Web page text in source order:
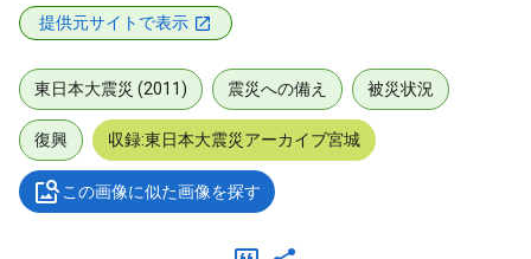
提供元サイトで表示
東日本大震災 (2011) 震災への備え 被災状況
復興 収録:東日本大震災アーカイブ宮城
この画像に似た画像を探す